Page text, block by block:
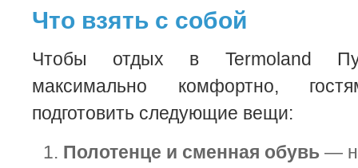
Что взять с собой
Чтобы отдых в Termoland
максимально комфортно,
подготовить следующие вещи:
Полотенце и сменная обувь —